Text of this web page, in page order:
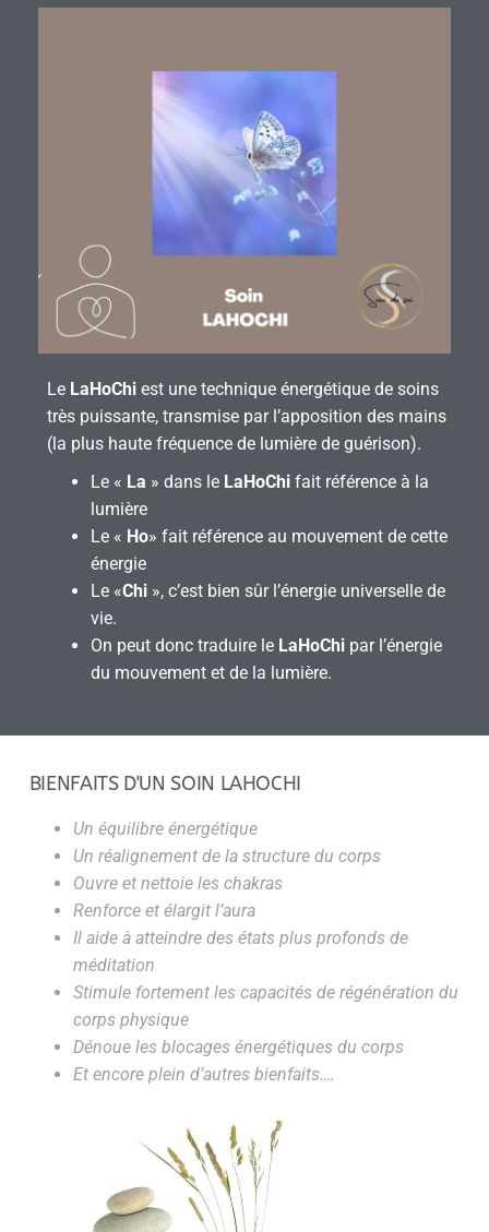
Le LaHoChi est une technique énergétique de soins
très puissante, transmise par l’apposition des mains
(la plus haute fréquence de lumière de guérison).
Le « La » dans le LaHoChi fait référence à la
lumière
Le « Ho» fait référence au mouvement de cette
énergie
Le «Chi », c’est bien sûr l’énergie universelle de
vie.
On peut donc traduire le LaHoChi par l’énergie
du mouvement et de la lumière.
BIENFAITS D'UN SOIN LAHOCHI
Un équilibre énergétique
Un réalignement de la structure du corps
Ouvre et nettoie les chakras
Renforce et élargit l’aura
Il aide à atteindre des états plus profonds de
méditation
Stimule fortement les capacités de régénération du
corps physique
Dénoue les blocages énergétiques du corps
Et encore plein d’autres bienfaits….